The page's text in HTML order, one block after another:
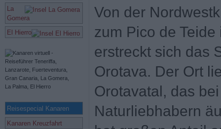
La
Gomera
El Hierro
Reisespecial Kanaren
Kanaren Kreuzfahrt
Von der
zum Pico de
erstreckt sich das
Orotava. Der Ort
Orotavatal, das
Naturliebhabern